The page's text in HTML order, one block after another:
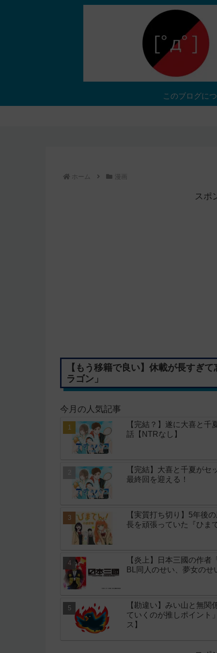
このブログに
ホーム 漫画
スポ
【もう移籍で良い】休載が長すぎ
ラゴン」
今月の人気記事
【完結？】遂に大喜と
話【NTRなし】
【完結】大喜と千夏が
最終回を迎える！
【実質打ち切り】5年後
長を頑張っていた『ひま
【炎上】日本三國の作
BL同人のせい、夢女の
【勘違い】みい山と無
ていくのが推しポイント
ス】